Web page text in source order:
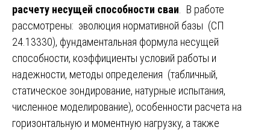
расчету несущей способности сваи . В работе
рассмотрены: эволюция нормативной базы (СП
24.13330), фундаментальная формула несущей
способности, коэффициенты условий работы и
надежности, методы определения (табличный,
статическое зондирование, натурные испытания,
численное моделирование), особенности расчета на
горизонтальную и моментную нагрузку, а также